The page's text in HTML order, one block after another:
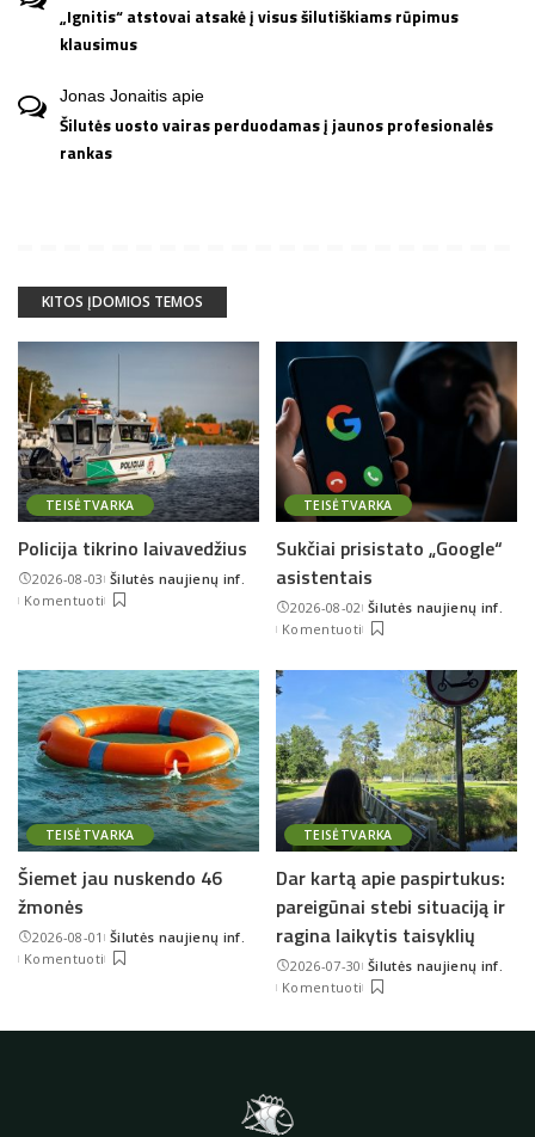
„Ignitis“ atstovai atsakė į visus šilutiškiams rūpimus
klausimus
Jonas Jonaitis apie
Šilutės uosto vairas perduodamas į jaunos profesionalės
rankas
KITOS ĮDOMIOS TEMOS
TEISĖTVARKA
Policija tikrino laivavedžius
2026-08-03Posted
by
Šilutės naujienų inf.
Komentuoti
TEISĖTVARKA
Sukčiai prisistato „Google“
asistentais
2026-08-02Posted
by
Šilutės naujienų inf.
Komentuoti
TEISĖTVARKA
Šiemet jau nuskendo 46
žmonės
2026-08-01 Posted
by
Šilutės naujienų inf.
Komentuoti
TEISĖTVARKA
Dar kartą apie paspirtukus:
pareigūnai stebi situaciją ir
ragina laikytis taisyklių
2026-07-30Posted
by
Šilutės naujienų inf.
Komentuoti